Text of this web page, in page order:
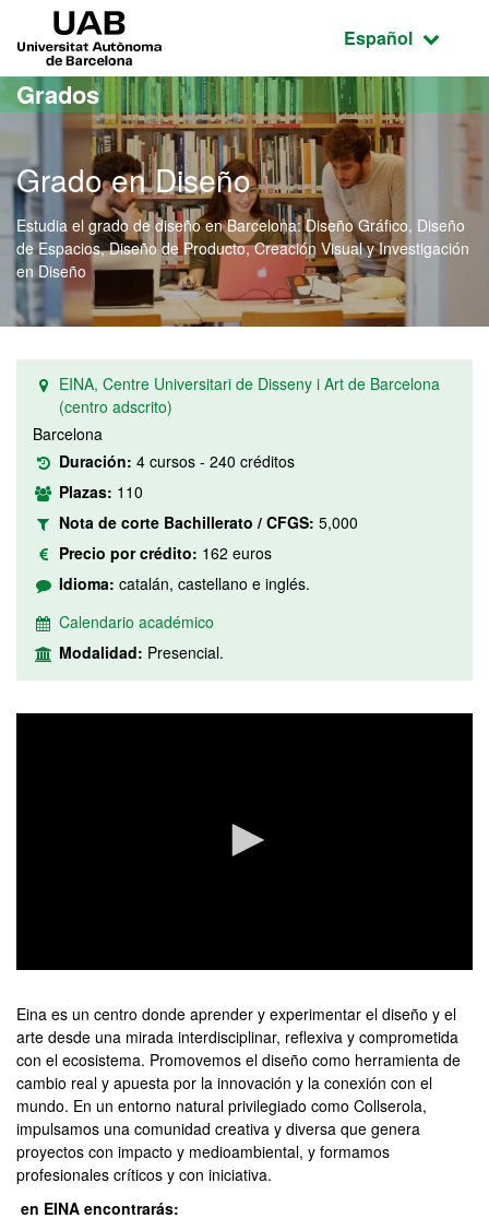
Acceso al contenido principal
Acceso a la navegación de la página
Idioma
Español
Grados
Grado en Diseño
Estudia el grado de diseño en Barcelona: Diseño Gráfico, Diseño
de Espacios, Diseño de Producto, Creación Visual y Investigación
en Diseño
EINA, Centre Universitari de Disseny i Art de Barcelona
(centro adscrito)
Barcelona
Duración: 4 cursos - 240 créditos
Plazas: 110
Nota de corte Bachillerato / CFGS: 5,000
Precio por crédito: 162 euros
Idioma: catalán, castellano e inglés.
Calendario académico
Modalidad: Presencial.
of
seconds
Eina es un centro donde aprender y experimentar el diseño y el
arte desde una mirada interdisciplinar, reflexiva y comprometida
con el ecosistema. Promovemos el diseño como herramienta de
cambio real y apuesta por la innovación y la conexión con el
mundo. En un entorno natural privilegiado como Collserola,
impulsamos una comunidad creativa y diversa que genera
proyectos con impacto y medioambiental, y formamos
profesionales críticos y con iniciativa.
en EINA encontrarás: